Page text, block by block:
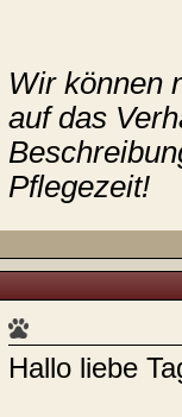
Wir können
auf das
Pflegezeit!
Hallo liebe